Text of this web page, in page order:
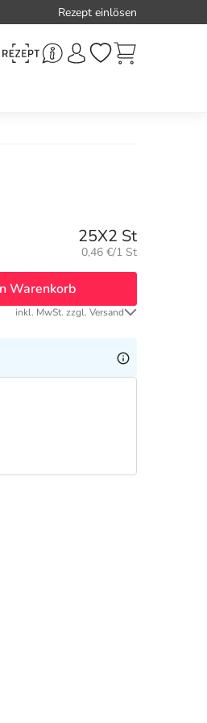
Rezept einlösen
25X2 St
Grundpreis:
0,46 €/1 St
Warenkorb
inkl. MwSt. zzgl. Versand